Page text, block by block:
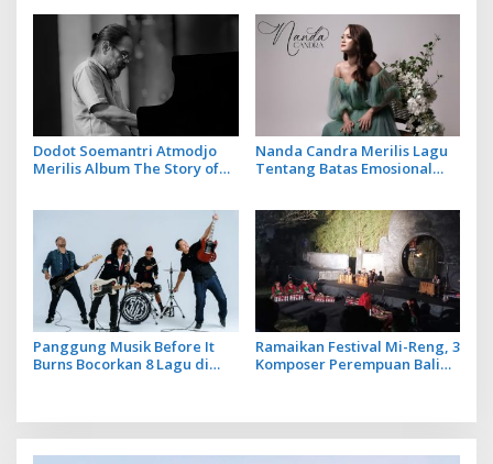
Terbarunya
Dodot Soemantri Atmodjo
Merilis Album The Story of
Nanda Candra Merilis Lagu
Tentang Batas Emosional
Panggung Musik Before It
Burns Bocorkan 8 Lagu di
Ramaikan Festival Mi-Reng, 3
Komposer Perempuan Bali